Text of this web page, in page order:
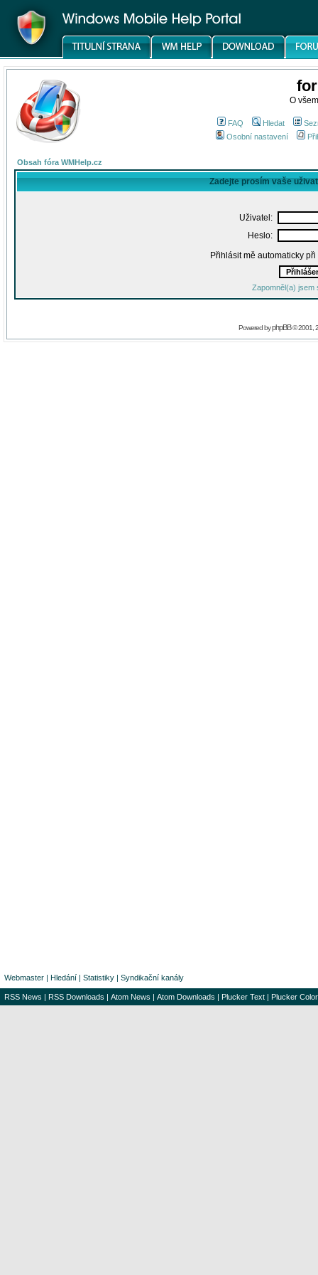
O
FAQ Hledat
Osobní nastavení
Obsah fóra WMHelp.cz
Zadejte prosím vaše
Uživatel:
Heslo:
Přihlásit mě automaticky
Zapomněl(a) jsem
Powered byphpBB© 2001,
Webmaster | Hledání | Statistiky | Syndikační kanály
RSS News | RSS Downloads | Atom News | Atom Downloads | Plucker Text | Plucker Color